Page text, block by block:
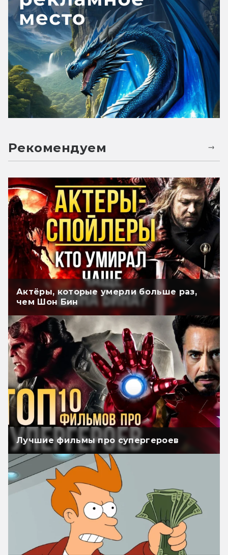
Рекомендуем
Актёры, которые умерли больше раз,
чем Шон Бин
Лучшие фильмы про супергероев